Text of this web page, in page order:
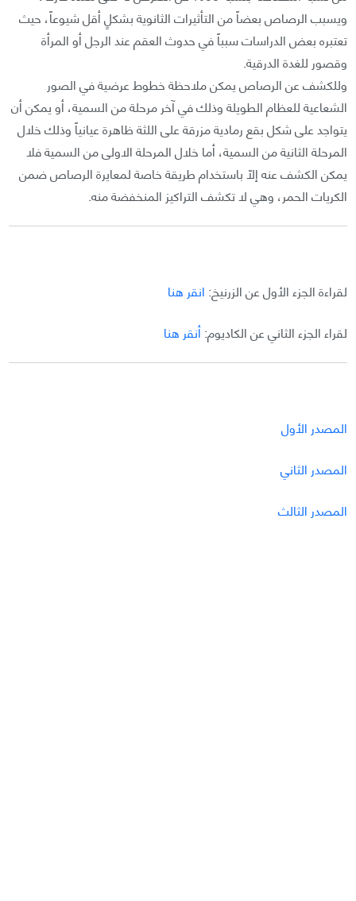
ويسبب الرصاص بعضاً من التأثيرات الثانوية بشكلٍ أقل شيوعاً، حيث
تعتبره بعض الدراسات سبباً في حدوث العقم عند الرجل أو المرأة
وقصور للغدة الدرقية.
وللكشف عن الرصاص يمكن ملاحظة خطوط عرضية في الصور
الشعاعية للعظام الطويلة وذلك في آخر مرحلة من السمية، أو يمكن أن
يتواجد على شكل بقع رمادية مزرقة على اللثة ظاهرة عيانياً وذلك خلال
المرحلة الثانية من السمية، أما خلال المرحلة الاولى من السمية فلا
يمكن الكشف عنه إلّا باستخدام طريقة خاصة لمعايرة الرصاص ضمن
الكريات الحمر، وهي لا تكشف التراكيز المنخفضة منه.
لقراءة الجزء الأول عن الزرنيخ: انقر هنا
لقراء الجزء الثاني عن الكاديوم:أنقر هنا
المصدر الأول
المصدر الثاني
المصدر الثالث